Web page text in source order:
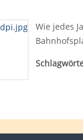
Wie jedes